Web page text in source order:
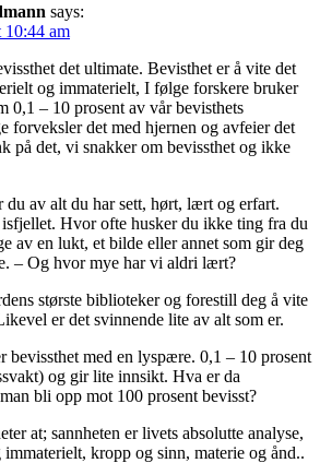
says:
10:44 am
det ultimate. Bevisthet er å vite det
og immaterielt, I følge forskere bruker
0,1 – 10 prosent av vår bevisthets
forveksler det med hjernen og avfeier det
på det, vi snakker om bevissthet og ikke
du av alt du har sett, hørt, lært og erfart.
Hvor ofte husker du ikke ting fra du
av en lukt, et bilde eller annet som gir deg
– Og hvor mye har vi aldri lært?
største biblioteker og forestill deg å vite
er det svinnende lite av alt som er.
bevissthet med en lyspære. 0,1 – 10 prosent
og gir lite innsikt. Hva er da
bli opp mot 100 prosent bevisst?
at; sannheten er livets absolutte analyse,
immaterielt, kropp og sinn, materie og ånd..